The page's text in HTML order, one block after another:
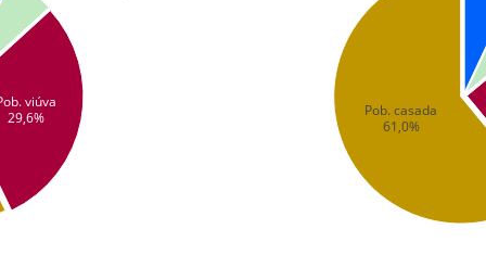
viúva
29,6% Pob. casada
61,0%